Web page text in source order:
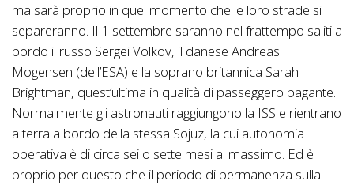
ma sarà proprio in quel momento che le loro strade si
separeranno. Il 1 settembre saranno nel frattempo saliti a
bordo il russo Sergei Volkov, il danese Andreas
Mogensen (dell’ESA) e la soprano britannica Sarah
Brightman, quest’ultima in qualità di passeggero pagante.
Normalmente gli astronauti raggiungono la ISS e rientrano
a terra a bordo della stessa Sojuz, la cui autonomia
operativa è di circa sei o sette mesi al massimo. Ed è
proprio per questo che il periodo di permanenza sulla